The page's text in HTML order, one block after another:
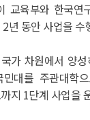
육부와 한국
년 동안 사업을 수
가 차원에서 양
대를 주관대
지 1단계 사업을